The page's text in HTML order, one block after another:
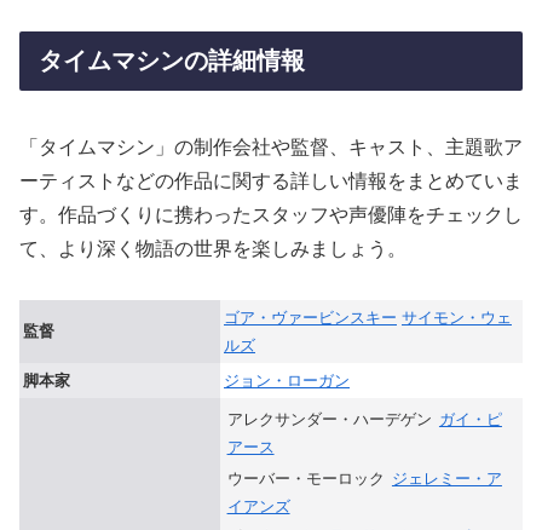
タイムマシンの詳細情報
「タイムマシン」の制作会社や監督、キャスト、主題歌ア
ーティストなどの作品に関する詳しい情報をまとめていま
す。作品づくりに携わったスタッフや声優陣をチェックし
て、より深く物語の世界を楽しみましょう。
監督
ゴア・ヴァービンスキー サイモン・ウェ
ルズ
脚本家
ジョン・ローガン
アレクサンダー・ハーデゲン ガイ・ピ
アース
ウーバー・モーロック ジェレミー・ア
イアンズ